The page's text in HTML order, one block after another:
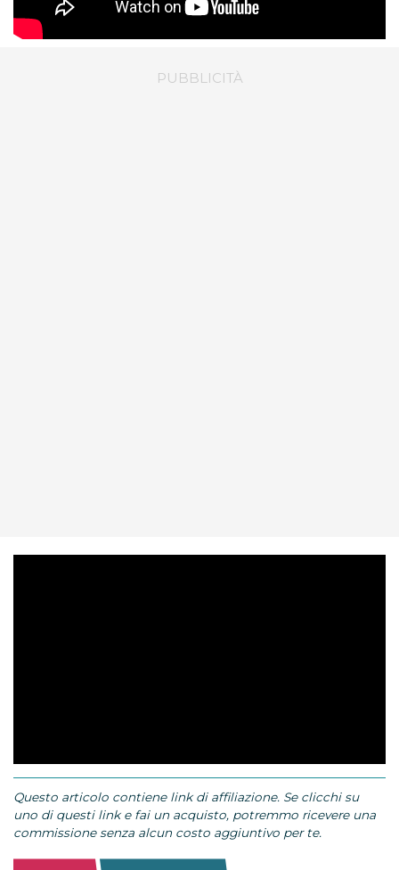
Questo articolo contiene link di affiliazione. Se clicchi su
uno di questi link e fai un acquisto, potremmo ricevere una
commissione senza alcun costo aggiuntivo per te.